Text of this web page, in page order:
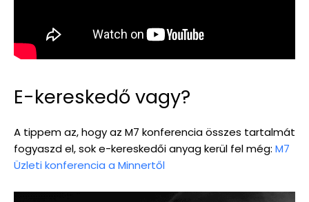
E-kereskedő vagy?
A tippem az, hogy az M7 konferencia összes tartalmát
fogyaszd el, sok e-kereskedői anyag kerül fel még: M7
Üzleti konferencia a Minnertől